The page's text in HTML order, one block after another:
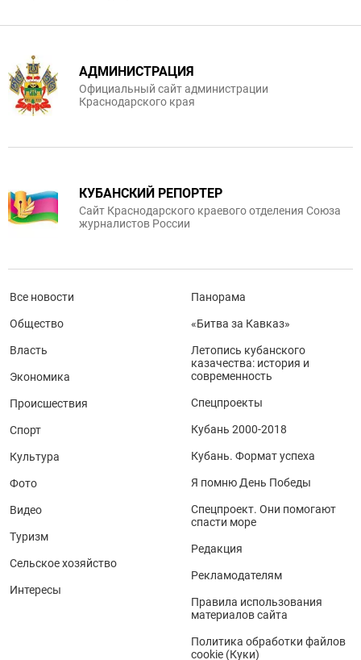
АДМИНИСТРАЦИЯ
Официальный сайт администрации
Краснодарского края
КУБАНСКИЙ РЕПОРТЕР
Сайт Краснодарского краевого отделения Союза
журналистов России
Все новости
Общество
Власть
Экономика
Происшествия
Спорт
Культура
Фото
Видео
Туризм
Сельское хозяйство
Интересы
Панорама
«Битва за Кавказ»
Летопись кубанского
казачества: история и
современность
Спецпроекты
Кубань 2000-2018
Кубань. Формат успеха
Я помню День Победы
Спецпроект. Они помогают
спасти море
Редакция
Рекламодателям
Правила использования
материалов сайта
Политика обработки файлов
cookie (Куки)